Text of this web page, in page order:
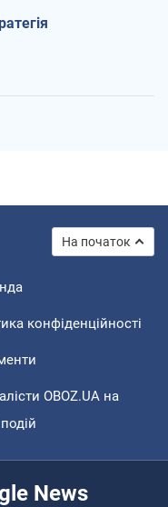
На початок
конфіденційності
OBOZ.UA на
News